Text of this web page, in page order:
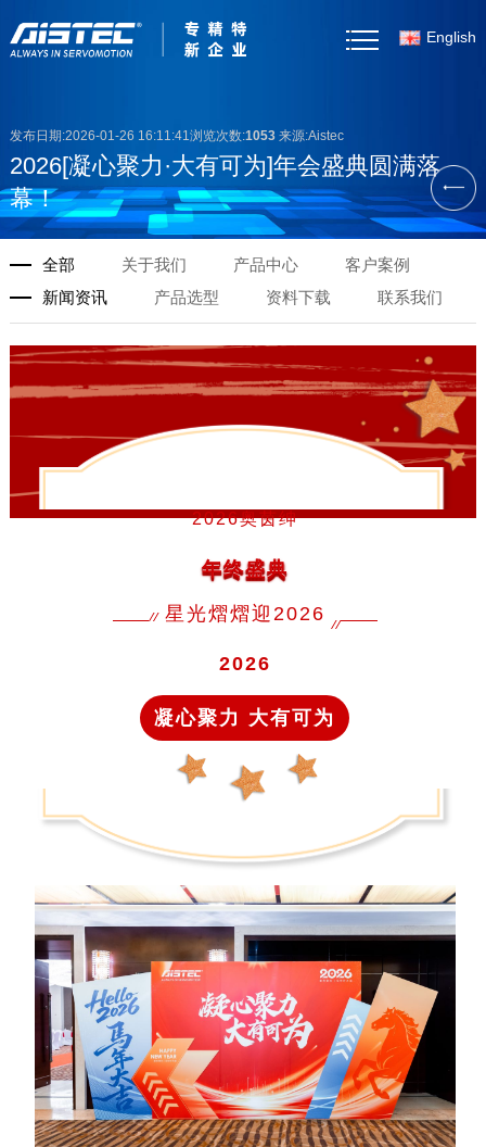
English
关于我们
产品中心
客户案例
新闻资讯
发布日期:2026-01-26 16:11:41浏览次数:1053 来源:Aistec
2026[凝心聚力·大有可为]年会盛典圆满落
幕！
全部 关于我们 产品中心
客户案例
新闻资讯
产品选型 资料下载 联系我们
2026奥茵绅
年终盛典
星光熠熠迎2026
2026
凝心聚力 大有可为